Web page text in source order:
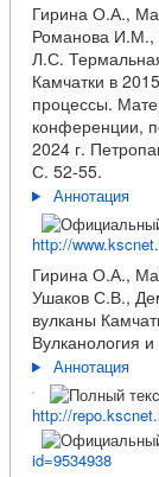
Гирина О.А.,
Романова И.М.,
Л.С.
Камчатки в
процессы.
конференции,
2024 г.
С. 52-55.
Аннотация
http://
Гирина О.А.,
Ушаков С.В.,
вулканы
Вулканология
Аннотация
http://
id=9534938